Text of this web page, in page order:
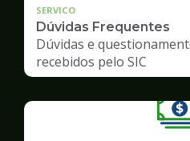
SERVICO
Dúvidas Frequentes
Dúvidas e
recebidos pelo SIC